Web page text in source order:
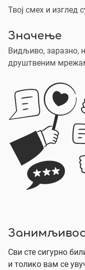
Твој смех и изглед
Значење
Видљиво, заразно,
друштвеним
Сви сте сигурно
и толико вам се